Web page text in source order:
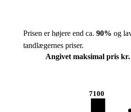
Prisen er højere end ca. 90% og
tandlægernes priser.
Angivet maksimal pris kr.
7100